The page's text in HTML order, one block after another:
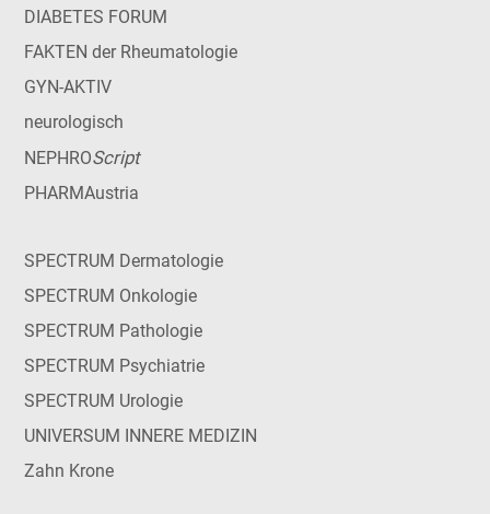
DIABETES FORUM
FAKTEN der Rheumatologie
GYN-AKTIV
neurologisch
NEPHROScript
PHARMAustria
SPECTRUM Dermatologie
SPECTRUM Onkologie
SPECTRUM Pathologie
SPECTRUM Psychiatrie
SPECTRUM Urologie
UNIVERSUM INNERE MEDIZIN
Zahn Krone